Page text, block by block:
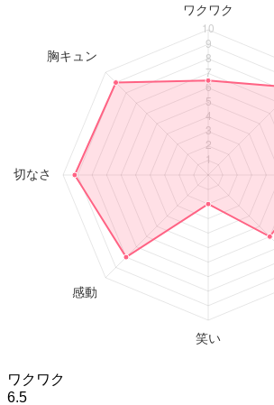
ワクワク
6.5